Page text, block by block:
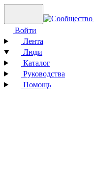
Войти
Лента
Люди
Каталог
Руководства
Помощь